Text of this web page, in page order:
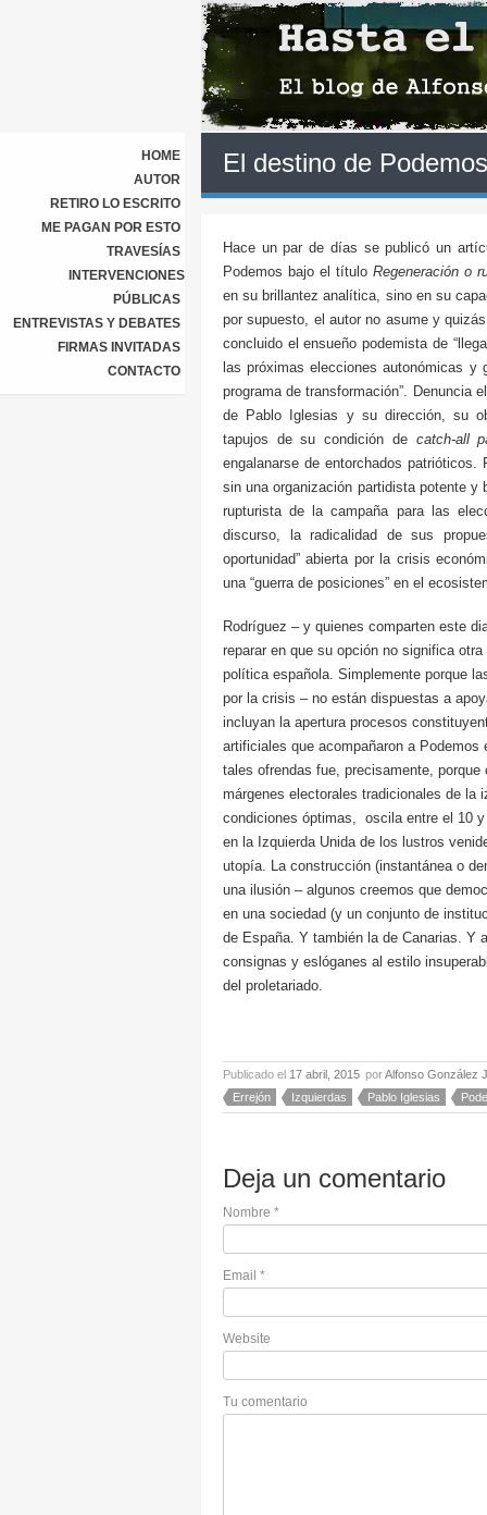
HOME
AUTOR
RETIRO LO ESCRITO
ME PAGAN POR ESTO
TRAVESÍAS
INTERVENCIONES
PÚBLICAS
ENTREVISTAS Y DEBATES
FIRMAS INVITADAS
CONTACTO
El destino de Podemos
Hace un par de días se publicó un
Podemos bajo el título Regeneración o
en su brillantez analítica, sino en su
por supuesto, el autor no asume y
concluido el ensueño podemista de
las próximas elecciones autonómicas y
programa de transformación”. Denuncia
de Pablo Iglesias y su dirección, su
tapujos de su condición de catch-all
engalanarse de entorchados
sin una organización partidista potente
rupturista de la campaña para las
discurso, la radicalidad de sus
oportunidad” abierta por la crisis
una “guerra de posiciones” en el
Rodríguez – y quienes comparten este
reparar en que su opción no significa
política española. Simplemente porque
por la crisis – no están dispuestas a
incluyan la apertura procesos
artificiales que acompañaron a
tales ofrendas fue, precisamente,
márgenes electorales tradicionales de la
condiciones óptimas, oscila entre el 10
en la Izquierda Unida de los lustros
utopía. La construcción (instantánea o
una ilusión – algunos creemos que
en una sociedad (y un conjunto de
de España. Y también la de Canarias. Y
consignas y eslóganes al estilo
del proletariado.
Publicado el 17 abril, 2015 porAlfonso González
Errejón
Izquierdas Pablo Iglesias
Deja un comentario
Nombre *
Email *
Website
Tu comentario